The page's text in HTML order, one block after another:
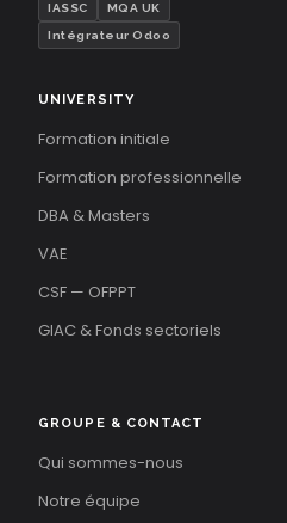
IASSC MQA UK
Intégrateur Odoo
UNIVERSITY
Formation initiale
Formation professionnelle
DBA & Masters
VAE
CSF — OFPPT
GIAC & Fonds sectoriels
GROUPE & CONTACT
Qui sommes-nous
Notre équipe